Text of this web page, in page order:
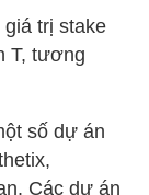
trị stake
T, tương
số dự án
Các dự án